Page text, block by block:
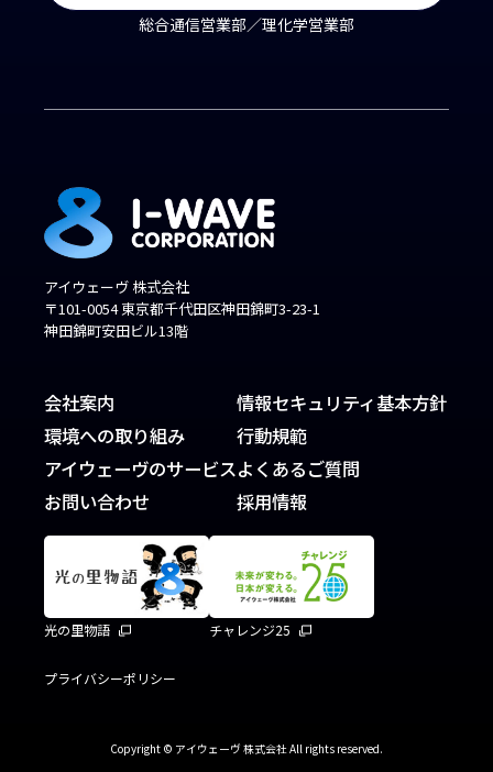
総合通信営業部／理化学営業部
アイウェーヴ 株式会社
〒101-0054 東京都千代田区神田錦町3-23-1
神田錦町安田ビル13階
会社案内
環境への取り組み
アイウェーヴのサービス
お問い合わせ
情報セキュリティ基本方針
行動規範
よくあるご質問
採用情報
光の里物語 チャレンジ25
プライバシーポリシー
Copyright © アイウェーヴ 株式会社 All rights reserved.